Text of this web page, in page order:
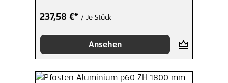
237,58 €* / Je Stück
Ansehen